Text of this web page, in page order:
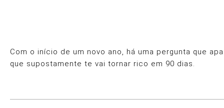
Com o início de um novo ano, há uma pergunta que
que supostamente te vai tornar rico em 90 dias.